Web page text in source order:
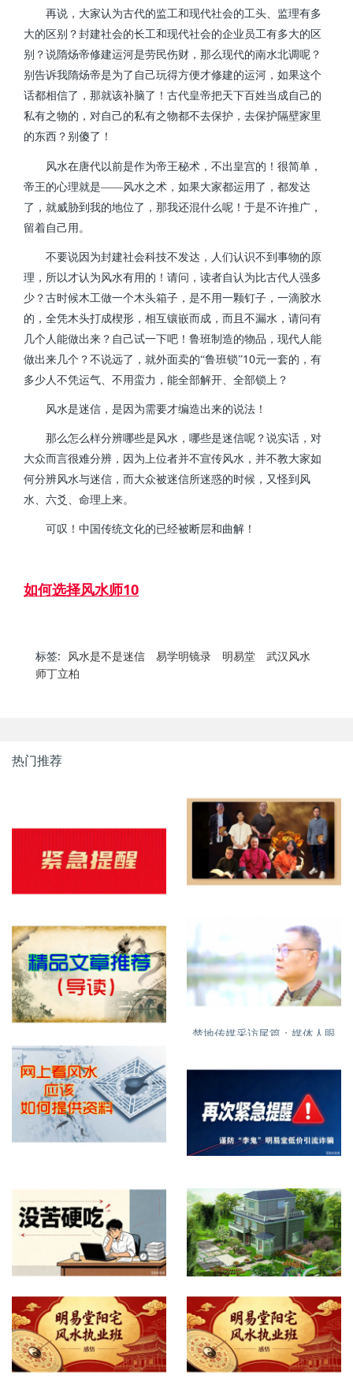
再说，大家认为古代的监工和现代社会的工头、监理有多
大的区别？封建社会的长工和现代社会的企业员工有多大的区
别？说隋炀帝修建运河是劳民伤财，那么现代的南水北调呢？
别告诉我隋炀帝是为了自己玩得方便才修建的运河，如果这个
话都相信了，那就该补脑了！古代皇帝把天下百姓当成自己的
私有之物的，对自己的私有之物都不去保护，去保护隔壁家里
的东西？别傻了！
风水在唐代以前是作为帝王秘术，不出皇宫的！很简单，
帝王的心理就是——风水之术，如果大家都运用了，都发达
了，就威胁到我的地位了，那我还混什么呢！于是不许推广，
留着自己用。
不要说因为封建社会科技不发达，人们认识不到事物的原
理，所以才认为风水有用的！请问，读者自认为比古代人强多
少？古时候木工做一个木头箱子，是不用一颗钉子，一滴胶水
的，全凭木头打成楔形，相互镶嵌而成，而且不漏水，请问有
几个人能做出来？自己试一下吧！鲁班制造的物品，现代人能
做出来几个？不说远了，就外面卖的“鲁班锁”10元一套的，有
多少人不凭运气、不用蛮力，能全部解开、全部锁上？
风水是迷信，是因为需要才编造出来的说法！
那么怎么样分辨哪些是风水，哪些是迷信呢？说实话，对
大众而言很难分辨，因为上位者并不宣传风水，并不教大家如
何分辨风水与迷信，而大众被迷信所迷惑的时候，又怪到风
水、六爻、命理上来。
可叹！中国传统文化的已经被断层和曲解！
如何选择风水师10
标签: 风水是不是迷信 易学明镜录 明易堂
武汉风水
师丁立柏
热门推荐
紧急提醒，明易堂有重名，大
家需看清
楚地传媒采访尾篇：媒体人眼
特别推荐精品文章
再次紧急提醒，谨防诈骗
没苦硬吃？ 自建房、别墅风水怎么看